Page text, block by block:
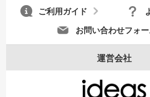
お問い合わせフォ
ご利用ガイド
運営会社